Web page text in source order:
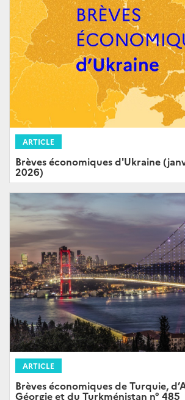
ARTICLE
Brèves économiques d'Ukraine
2026)
ARTICLE
Brèves économiques de Turquie,
Géorgie et du Turkménistan n° 485